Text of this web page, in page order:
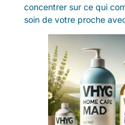
concentrer sur ce qui
soin de votre proche